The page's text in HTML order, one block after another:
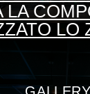
LA
LO